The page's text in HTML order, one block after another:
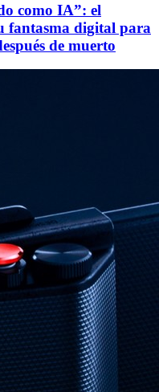
como IA”: el
fantasma digital para
de muerto